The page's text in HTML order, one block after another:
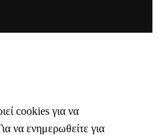
cookies για να
να ενημερωθείτε για